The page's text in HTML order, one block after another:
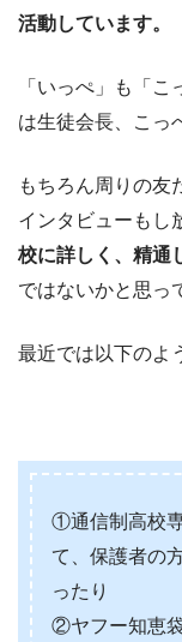
活動しています。
「いっぺ」も「
は生徒会長、こっ
もちろん周りの友
インタビューもし
校に詳しく、精通
ではないかと思っ
最近では以下のよ
①通信制高校
て、保護者の
ったり
②ヤフー知恵